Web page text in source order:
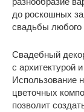
до роскошных
свадьбы
Свадебный
с архитектурой
Использование
цветочных
позволит